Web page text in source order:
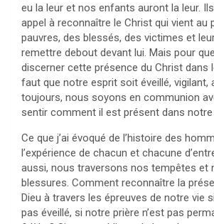
eu la leur et nos enfants auront la leur.
appel à reconnaître le Christ qui vient au
pauvres, des blessés, des victimes et
remettre debout devant lui. Mais pour
discerner cette présence du Christ dans
faut que notre esprit soit éveillé, vigilant,
toujours, nous soyons en communion
sentir comment il est présent dans notre
Ce que j’ai évoqué de l’histoire des
l’expérience de chacun et chacune
aussi, nous traversons nos tempêtes et
blessures. Comment reconnaître la
Dieu à travers les épreuves de notre vie
pas éveillé, si notre prière n’est pas